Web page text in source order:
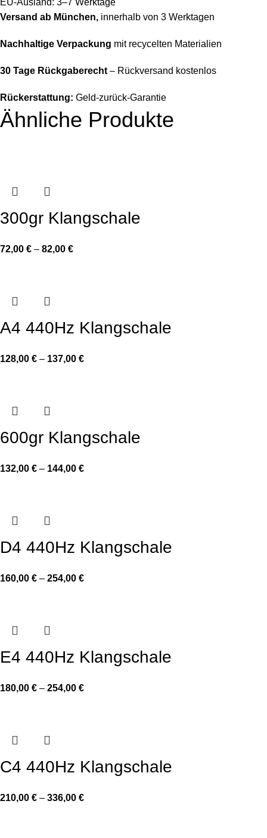
EU-Ausland: 3–7 Werktage
Versand ab München, innerhalb von 3 Werktagen
Nachhaltige Verpackung mit recycelten Materialien
30 Tage Rückgaberecht – Rückversand kostenlos
Rückerstattung: Geld-zurück-Garantie
Ähnliche Produkte
300gr Klangschale
72,00 € – 82,00 €
A4 440Hz Klangschale
128,00 € – 137,00 €
600gr Klangschale
132,00 € – 144,00 €
D4 440Hz Klangschale
160,00 € – 254,00 €
E4 440Hz Klangschale
180,00 € – 254,00 €
C4 440Hz Klangschale
210,00 € – 336,00 €